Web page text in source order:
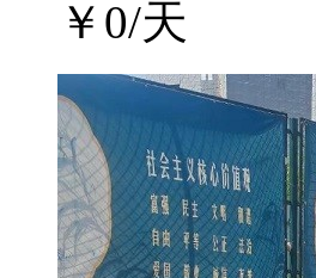
￥ 0/天